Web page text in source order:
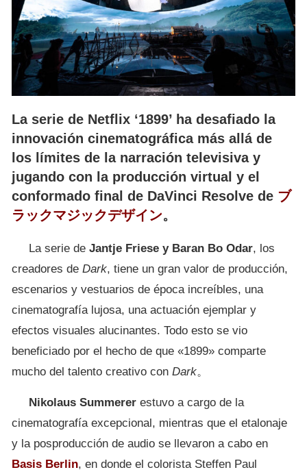
La serie de Netflix ‘1899’ ha desafiado la
innovación cinematográfica más allá de
los límites de la narración televisiva y
jugando con la producción virtual y el
conformado final de DaVinci Resolve de ブ
ラックマジックデザイン。
La serie de Jantje Friese y Baran Bo Odar, los
creadores de Dark, tiene un gran valor de producción,
escenarios y vestuarios de época increíbles, una
cinematografía lujosa, una actuación ejemplar y
efectos visuales alucinantes. Todo esto se vio
beneficiado por el hecho de que «1899» comparte
mucho del talento creativo con Dark。
Nikolaus Summerer estuvo a cargo de la
cinematografía excepcional, mientras que el etalonaje
y la posproducción de audio se llevaron a cabo en
Basis Berlin, en donde el colorista Steffen Paul